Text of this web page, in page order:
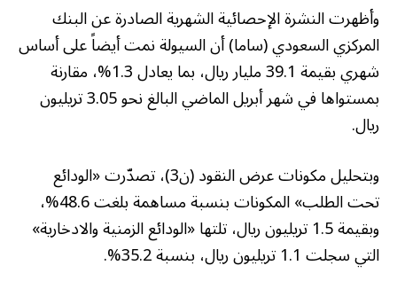
وأظهرت النشرة الإحصائية الشهرية الصادرة عن البنك
المركزي السعودي (ساما) أن السيولة نمت أيضاً على أساس
شهري بقيمة 39.1 مليار ريال، بما يعادل 1.3%، مقارنة
بمستواها في شهر أبريل الماضي البالغ نحو 3.05 تريليون
ريال.
وبتحليل مكونات عرض النقود (ن3)، تصدّرت «الودائع
تحت الطلب» المكونات بنسبة مساهمة بلغت 48.6%،
وبقيمة 1.5 تريليون ريال، تلتها «الودائع الزمنية والادخارية»
التي سجلت 1.1 تريليون ريال، بنسبة 35.2%.